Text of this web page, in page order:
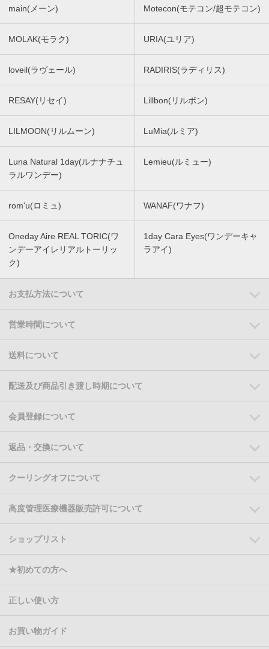
main(メーン) Motecon(モテコン/超モテコン)
MOLAK(モラク) URIA(ユリア)
loveil(ラヴェール) RADIRIS(ラディリス)
RESAY(リセイ) Lillbon(リルボン)
LILMOON(リルムーン) LuMia(ルミア)
Luna Natural 1day(ルナナチュ
ラルワンデー)
Lemieu(ルミュー)
rom'u(ロミュ) WANAF(ワナフ)
Oneday Aire REAL TORIC(ワ
ンデーアイレリアルトーリッ
ク)
1day Cara Eyes(ワンデーキャ
ラアイ)
お支払方法について
営業時間について
送料について
配送及び商品引き渡し時期について
会員登録について
返品・交換について
クーリングオフについて
高度管理医療機器販売許可について
ショップリスト
★初めての方へ
正しい使い方
お買い物ガイド